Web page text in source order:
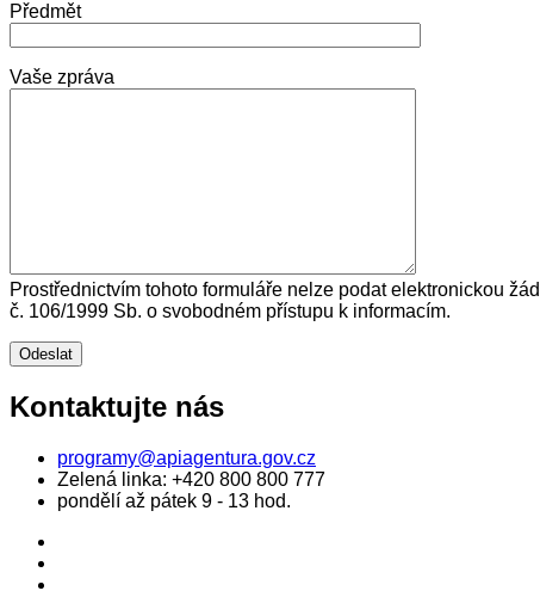
Předmět
Vaše zpráva
Prostřednictvím tohoto formuláře nelze podat elektronickou
č. 106/1999 Sb. o svobodném přístupu k informacím.
Kontaktujte nás
programy@apiagentura.gov.cz
Zelená linka: +420 800 800 777
pondělí až pátek 9 - 13 hod.